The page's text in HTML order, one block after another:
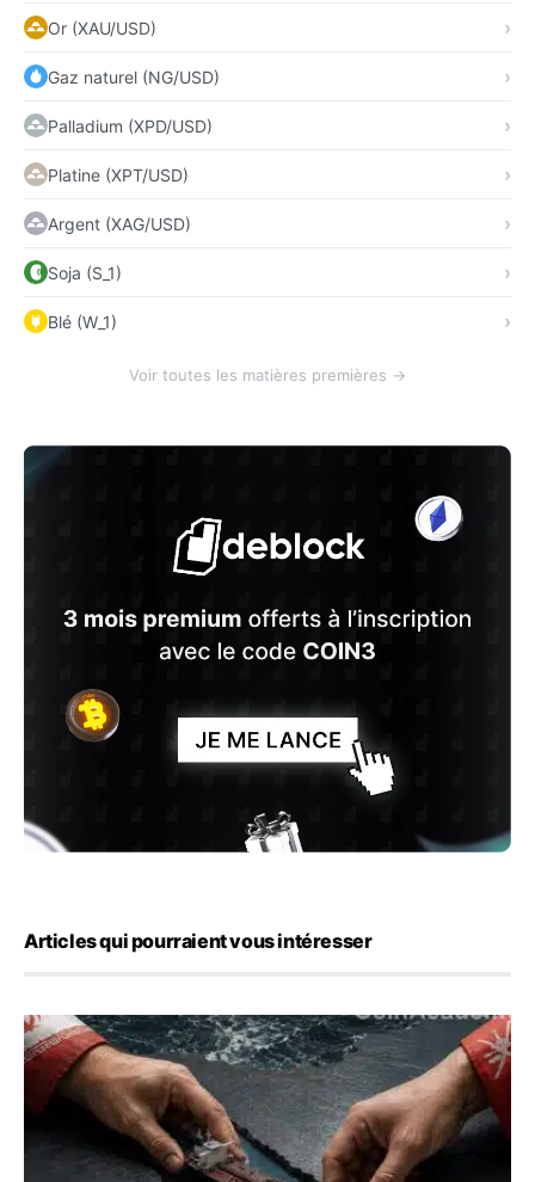
Or (XAU/USD)
Gaz naturel (NG/USD)
Palladium (XPD/USD)
Platine (XPT/USD)
Argent (XAG/USD)
Soja (S_1)
Blé (W_1)
Voir toutes les matières premières →
Articles qui pourraient vous intéresser
Ormuz : l’Iran annonce un accord avec Oman sur une